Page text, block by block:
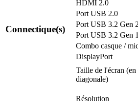
Connectique(s)
HDMI 2.0
Port USB 2.0
Port USB 3.2 Gen
Port USB 3.2 Gen 1
Combo casque /
DisplayPort
Taille de l'écran (en
diagonale)
Résolution